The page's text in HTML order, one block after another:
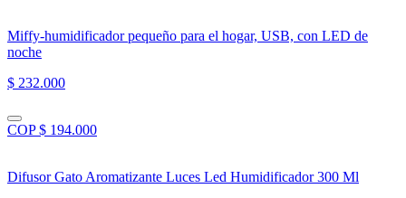
Miffy-humidificador pequeño para el hogar, USB, con LED de
noche
$ 232.000
COP $ 194.000
Difusor Gato Aromatizante Luces Led Humidificador 300 Ml